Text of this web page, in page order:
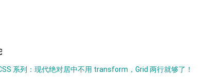
系列：现代绝对居中不用 transform，Grid 两行就够了！